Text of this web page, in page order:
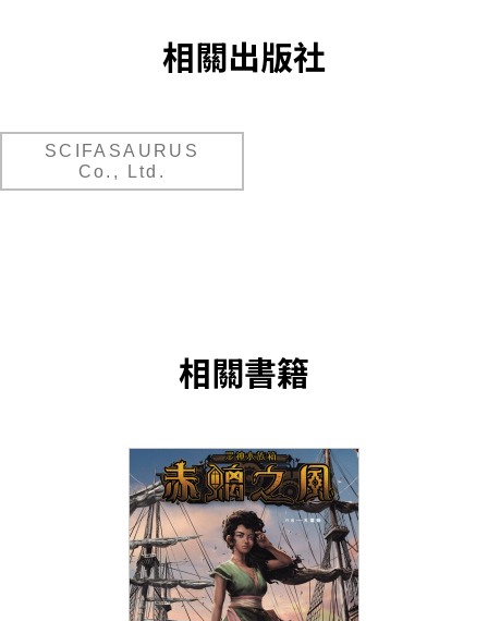
相關出版社
SCIFASAURUS
Co., Ltd.
相關書籍